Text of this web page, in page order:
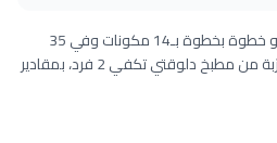
طريقة عمل نودلز بالدجاج والكاجو خطوة بخطوة بـ14 مكونات وفي 35
دقيقة فقط. وصفة سهلة ومجرّبة من مطبخ دلوقتي تكفي 2 فرد، بمقادير